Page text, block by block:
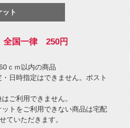
ット
全国一律 250円
ｃｍ以内の商品
・日時指定はできません。ポスト
ご利用できません。
ットをご利用できない商品は宅配
ていただきます。